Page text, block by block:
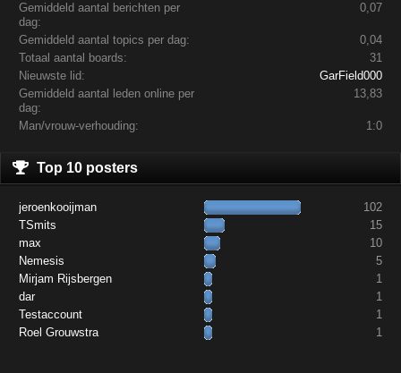
Gemiddeld aantal berichten per
dag:
0,07
Gemiddeld aantal topics per dag:
0,04
Totaal aantal boards:
31
Nieuwste lid:
GarField000
Gemiddeld aantal leden online per
dag:
13,83
Man/vrouw-verhouding: 1:0
Top 10 posters
jeroenkooijman
102
TSmits
15
max
10
Nemesis
5
Mirjam Rijsbergen
1
dar
1
Testaccount
1
Roel Grouwstra
1